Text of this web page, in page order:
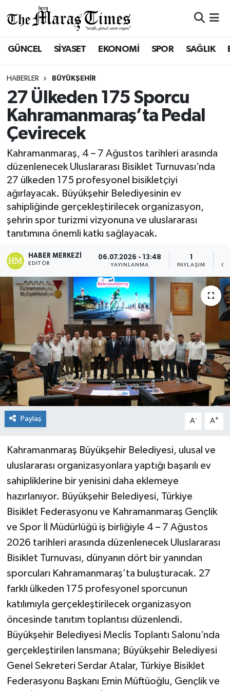
GÜNCEL SİYASET EKONOMİ SPOR SAĞLIK
HABERLER BÜYÜKŞEHİR
27 Ülkeden 175 Sporcu
Kahramanmaraş’ta Pedal
Çevirecek
Kahramanmaraş, 4 – 7 Ağustos tarihleri arasında
düzenlenecek Uluslararası Bisiklet Turnuvası’nda
27 ülkeden 175 profesyonel bisikletçiyi
ağırlayacak. Büyükşehir Belediyesinin ev
sahipliğinde gerçekleştirilecek organizasyon,
şehrin spor turizmi vizyonuna ve uluslararası
tanıtımına önemli katkı sağlayacak.
HABER MERKEZI
EDITÖR
06.07.2026 - 13:48
YAYINLANMA
1
PAYLAŞIM
Paylaş A- A+
Kahramanmaraş Büyükşehir Belediyesi, ulusal ve
uluslararası organizasyonlara yaptığı başarılı ev
sahipliklerine bir yenisini daha eklemeye
hazırlanıyor. Büyükşehir Belediyesi, Türkiye
Bisiklet Federasyonu ve Kahramanmaraş Gençlik
ve Spor İl Müdürlüğü iş birliğiyle 4 – 7 Ağustos
2026 tarihleri arasında düzenlenecek Uluslararası
Bisiklet Turnuvası, dünyanın dört bir yanından
sporcuları Kahramanmaraş’ta buluşturacak. 27
farklı ülkeden 175 profesyonel sporcunun
katılımıyla gerçekleştirilecek organizasyon
öncesinde tanıtım toplantısı düzenlendi.
Büyükşehir Belediyesi Meclis Toplantı Salonu’nda
gerçekleştirilen lansmana; Büyükşehir Belediyesi
Genel Sekreteri Serdar Atalar, Türkiye Bisiklet
Federasyonu Başkanı Emin Müftüoğlu, Gençlik ve
BÜYÜKŞEHİR
DULKADİROĞLU
İŞ DÜNYASI
SİVİL TOPLUM
SOSYAL YAŞAM
ULUSAL HABERLER
BÜYÜKŞEHİR
DULKADİROĞLU
EĞİTİM
GÜNCEL
İLÇE HABERLERİ
İŞ DÜNYASI
SAĞLIK
SİVİL TOPLUM
SİYASET
SOSYAL YAŞAM
SPOR
Hava Durumu
Namaz Vakitleri
Trafik Durumu
Tüm Manşetler
Son Dakika Haberleri
Haber Arşivi